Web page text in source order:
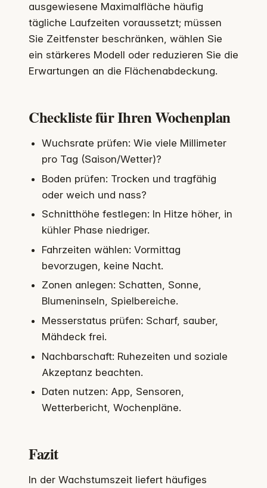
ausgewiesene Maximalfläche häufig
tägliche Laufzeiten voraussetzt; müssen
Sie Zeitfenster beschränken, wählen Sie
ein stärkeres Modell oder reduzieren Sie die
Erwartungen an die Flächenabdeckung.
Checkliste für Ihren Wochenplan
Wuchsrate prüfen: Wie viele Millimeter
pro Tag (Saison/Wetter)?
Boden prüfen: Trocken und tragfähig
oder weich und nass?
Schnitthöhe festlegen: In Hitze höher, in
kühler Phase niedriger.
Fahrzeiten wählen: Vormittag
bevorzugen, keine Nacht.
Zonen anlegen: Schatten, Sonne,
Blumeninseln, Spielbereiche.
Messerstatus prüfen: Scharf, sauber,
Mähdeck frei.
Nachbarschaft: Ruhezeiten und soziale
Akzeptanz beachten.
Daten nutzen: App, Sensoren,
Wetterbericht, Wochenpläne.
Fazit
In der Wachstumszeit liefert häufiges